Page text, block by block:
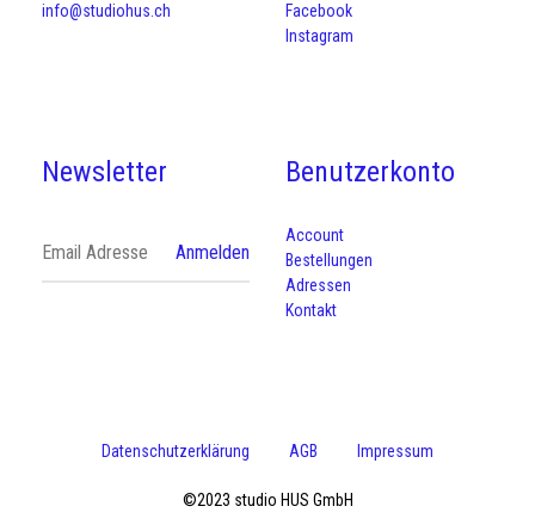
info@studiohus.ch
Facebook
Instagram
Newsletter Benutzerkonto
Account
Bestellungen
Adressen
Kontakt
©2023 studio HUS GmbH
Datenschutzerklärung AGB Impressum